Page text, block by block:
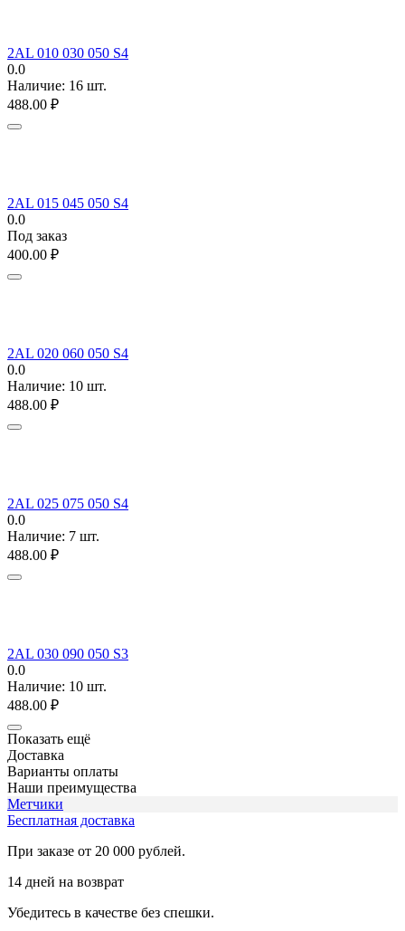
2AL 010 030 050 S4
0.0
Наличие: 16 шт.
488.00 ₽
2AL 015 045 050 S4
0.0
Под заказ
400.00 ₽
2AL 020 060 050 S4
0.0
Наличие: 10 шт.
488.00 ₽
2AL 025 075 050 S4
0.0
Наличие: 7 шт.
488.00 ₽
2AL 030 090 050 S3
0.0
Наличие: 10 шт.
488.00 ₽
Показать ещё
Доставка
Варианты оплаты
Наши преимущества
Метчики
Бесплатная доставка
При заказе от 20 000 рублей.
14 дней на возврат
Убедитесь в качестве без спешки.